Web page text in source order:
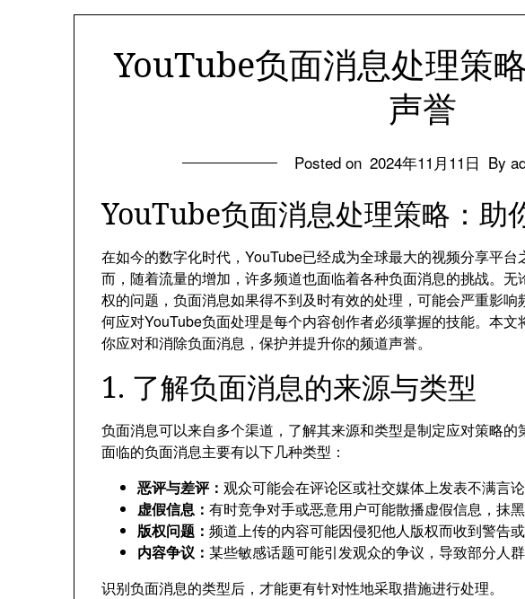
YouTube负面消息处理策
声誉
Posted on 2024年11月11日 By
YouTube负面消息处理策略：助
在如今的数字化时代，YouTube已经成为全球最大的视频分享平
而，随着流量的增加，许多频道也面临着各种负面消息的挑战。
权的问题，负面消息如果得不到及时有效的处理，可能会严重影
何应对YouTube负面处理是每个内容创作者必须掌握的技能。本
你应对和消除负面消息，保护并提升你的频道声誉。
1. 了解负面消息的来源与类型
负面消息可以来自多个渠道，了解其来源和类型是制定应对策略
面临的负面消息主要有以下几种类型：
恶评与差评： 观众可能会在评论区或社交媒体上发表不满言论
虚假信息： 有时竞争对手或恶意用户可能散播虚假信息，抹黑
版权问题： 频道上传的内容可能因侵犯他人版权而收到警告或
内容争议： 某些敏感话题可能引发观众的争议，导致部分人群
识别负面消息的类型后，才能更有针对性地采取措施进行处理。